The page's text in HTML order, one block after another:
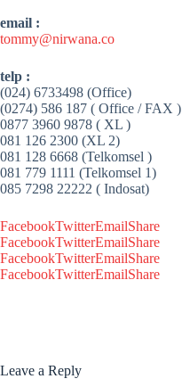
email :
tommy@nirwana.co
telp :
(024) 6733498 (Office)
(0274) 586 187 ( Office / FAX )
0877 3960 9878 ( XL )
081 126 2300 (XL 2)
081 128 6668 (Telkomsel )
081 779 1111 (Telkomsel 1)
085 7298 22222 ( Indosat)
FacebookTwitterEmailShare
FacebookTwitterEmailShare
FacebookTwitterEmailShare
FacebookTwitterEmailShare
Leave a Reply